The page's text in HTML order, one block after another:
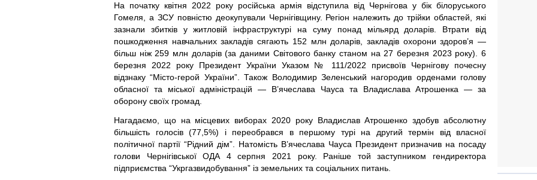
На початку квітня 2022 року російська армія відступила від Чернігова у бік білоруського
Гомеля, а ЗСУ повністю деокупували Чернігівщину. Регіон належить до трійки областей, які
зазнали збитків у житловій інфраструктурі на суму понад мільярд доларів. Втрати від
пошкодження навчальних закладів сягають 152 млн доларів, закладів охорони здоров’я —
більш ніж 259 млн доларів (за даними Світового банку станом на 27 березня 2023 року). 6
березня 2022 року Президент України Указом № 111/2022 присвоїв Чернігову почесну
відзнаку “Місто-герой України”. Також Володимир Зеленський нагородив орденами голову
обласної та міської адміністрацій — В’ячеслава Чауса та Владислава Атрошенка — за
оборону своїх громад.
Нагадаємо, що на місцевих виборах 2020 року Владислав Атрошенко здобув абсолютну
більшість голосів (77,5%) і переобрався в першому турі на другий термін від власної
політичної партії “Рідний дім”. Натомість В’ячеслава Чауса Президент призначив на посаду
голови Чернігівської ОДА 4 серпня 2021 року. Раніше той заступником гендиректора
підприємства “Укргазвидобування” із земельних та соціальних питань.